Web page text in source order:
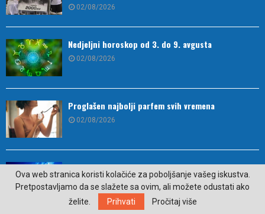
02/08/2026
Nedjeljni horoskop od 3. do 9. avgusta
02/08/2026
Proglašen najbolji parfem svih vremena
02/08/2026
Vreli talas se nastavlja, temperature do 39 stepeni
02/08/2026
Ova web stranica koristi kolačiće za poboljšanje vašeg iskustva.
Pretpostavljamo da se slažete sa ovim, ali možete odustati ako
želite.
Prihvati Pročitaj više